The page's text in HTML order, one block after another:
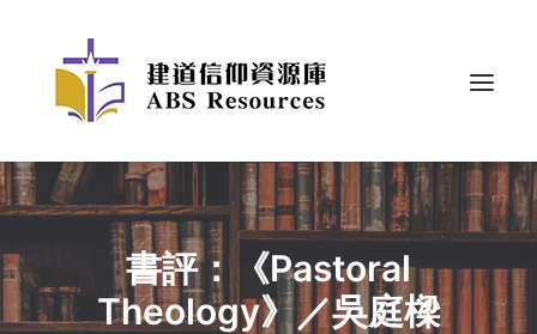
書評：《Pastoral
Theology》／吳庭樑